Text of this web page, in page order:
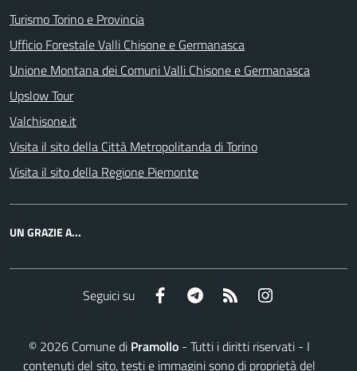
Turismo Torino e Provincia
Ufficio Forestale Valli Chisone e Germanasca
Unione Montana dei Comuni Valli Chisone e Germanasca
Upslow Tour
Valchisone.it
Visita il sito della Città Metropolitanda di Torino
Visita il sito della Regione Piemonte
UN GRAZIE A...
Seguici su Facebook Telegram RSS
© 2026Comune di Pramollo- Tutti i diritti riservati - I
contenuti del sito, testi e immagini sono di proprietà del